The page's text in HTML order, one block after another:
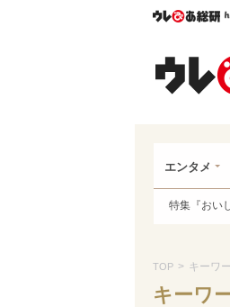
エンタメ
特集『おい
TOP > キーワ
キーワ